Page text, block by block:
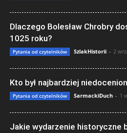
Dlaczego Bolesław Chrobry
1025 roku?
Pytania od czytelników SzlakHistorii - 2
Kto był najbardziej
Pytania od czytelników SarmackiDuch - 1
Jakie wydarzenie historyczne